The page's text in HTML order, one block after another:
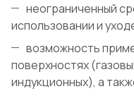
неограниченный
использовании и
возможность
поверхностях
индукционных), а